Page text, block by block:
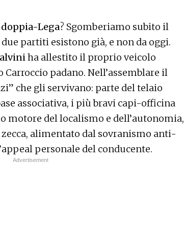
Lega? Sgomberiamo subito il
partiti esistono già, e non da oggi.
ha allestito il proprio veicolo
padano. Nell’assemblare il
che gli servivano: parte del telaio
associativa, i più bravi capi-officina
motore del localismo e dell’autonomia,
alimentato dal sovranismo anti-
personale del conducente.